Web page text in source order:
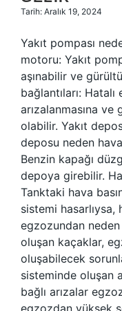
Tarih: Aralık 19, 2024
Yakıt pompası
motoru: Yakıt
aşınabilir ve
bağlantıları:
arızalanmasına ve
olabilir. Yakıt
deposu neden
Benzin kapağı
depoya girebilir.
Tanktaki hava
sistemi
egzozundan
oluşan kaçaklar,
oluşabilecek
sisteminde oluşan
bağlı arızalar
egzozdan yüksek